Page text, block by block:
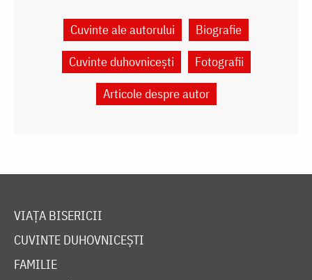
Cuvinte ale autorului
Biografie
Cuvinte duhovnicești
Fotografii
Articole despre autor
VIAȚA BISERICII
CUVINTE DUHOVNICEȘTI
FAMILIE